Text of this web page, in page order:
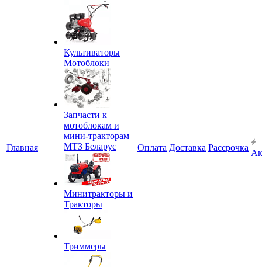
Главная
Культиваторы
Мотоблоки
Запчасти к
мотоблокам и
мини-тракторам
МТЗ Беларус
Минитракторы и
Тракторы
Триммеры
Оплата Доставка Рассрочка